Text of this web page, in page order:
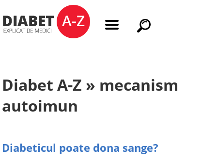
Diabet A-Z » mecanism
autoimun
Diabeticul poate dona sange?